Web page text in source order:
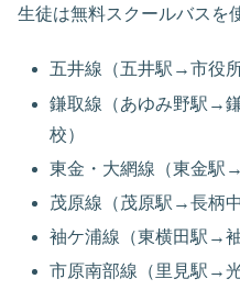
生徒は無料スクールバスを
五井線（五井駅→市役
鎌取線（あゆみ野駅→
校）
東金・大網線（東金駅
茂原線（茂原駅→長柄
袖ケ浦線（東横田駅→
市原南部線（里見駅→